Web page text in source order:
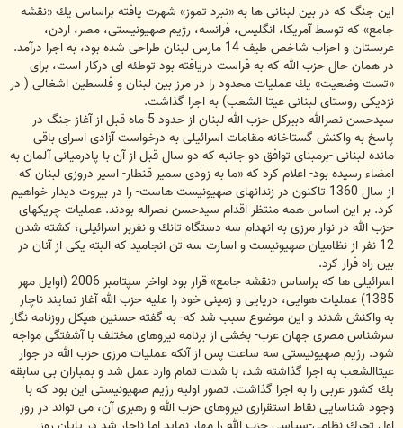
این جنگ كه در بین لبنانی ها به «نبرد تموز» شهرت یافته براساس یك «نقشه
جامع» كه توسط آمریكا، انگلیس، فرانسه، رژیم صهیونیستی، مصر، اردن،
عربستان و احزاب شاخص طیف 14 مارس لبنان طراحی شده بود، به اجرا درآمد.
در همان حال حزب الله كه به فراست دریافته بود توطئه ای دركار است، برای
«تست وضعیت» یك عملیات محدود را در مرز بین لبنان و فلسطین اشغالی ( در
نزدیكی روستای لبنانی عیتا الشعب) به اجرا گذاشت.
سیدحسن نصرالله دبیركل حزب الله لبنان از حدود 5 ماه قبل از آغاز جنگ در
پاسخ به واكنش گستاخانه مقامات اسرائیلی به درخواست آزادی اسرای باقی
مانده لبنانی -برمبنای توافق دو جانبه كه دو سال قبل از آن با پادرمیانی آلمان به
امضاء رسیده بود- اعلام كرد كه «ما به زودی سمیر قنطار- اسیر دروزی لبنان كه
از سال 1360 تاكنون در زندانهای صهیونیست هاست- را در بیروت دیدار خواهیم
كرد. بر این اساس همه منتظر اقدام سیدحسن نصراله بودند. عملیات چریكهای
حزب الله در نوار مرزی به انهدام سه دستگاه تانك و نفربر اسرائیلی، كشته شدن
12 نفر از نظامیان صهیونیست و اسارت سه تن انجامید كه البته یكی از آنان در
بین راه فرار كرد.
اسرائیلی ها كه براساس «نقشه جامع» قرار بود اواخر سپتامبر 2006 (اوایل مهر
1385) عملیات هوایی، دریایی و زمینی خود را علیه حزب الله آغاز نمایند ناچار
به واكنش شدند و این موضوع سبب شد كه- به گفته حسنین هیكل روزنامه نگار
سرشناس مصری جهان عرب- بخشی از برنامه نیروهای مختلف با آشفتگی مواجه
شود. رژیم صهیونیستی سه ساعت پس از آنكه عملیات مرزی حزب الله در جوار
عیتاالشعب به اجرا گذاشته شد، با شدت تمام وارد عمل شد و بمباران بی سابقه
یك كشور عربی را به اجرا گذاشت. تصور اولیه رژیم صهیونیستی این بود كه با
وجود شناسایی نقاط استقراری نیروهای حزب الله و رهبری آن، می تواند در روز